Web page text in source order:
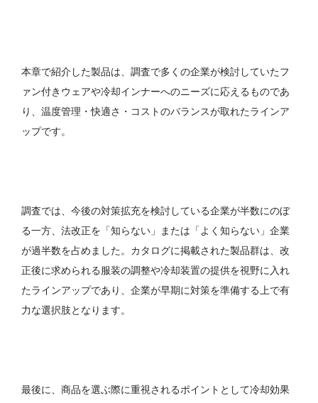
本章で紹介した製品は、調査で多くの企業が検討していたフ
ァン付きウェアや冷却インナーへのニーズに応えるものであ
り、温度管理・快適さ・コストのバランスが取れたラインア
ップです。
調査では、今後の対策拡充を検討している企業が半数にのぼ
る一方、法改正を「知らない」または「よく知らない」企業
が過半数を占めました。カタログに掲載された製品群は、改
正後に求められる服装の調整や冷却装置の提供を視野に入れ
たラインアップであり、企業が早期に対策を準備する上で有
力な選択肢となります。
最後に、商品を選ぶ際に重視されるポイントとして冷却効果